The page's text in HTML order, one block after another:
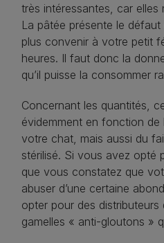
très intéressantes, car elles
La pâtée présente le
plus convenir à votre petit
heures. Il faut donc la
qu’il puisse la consommer
Concernant les quantités,
évidemment en fonction de
votre chat, mais aussi du
stérilisé. Si vous avez opté
que vous constatez que
abuser d’une certaine
opter pour des
gamelles « anti-gloutons »